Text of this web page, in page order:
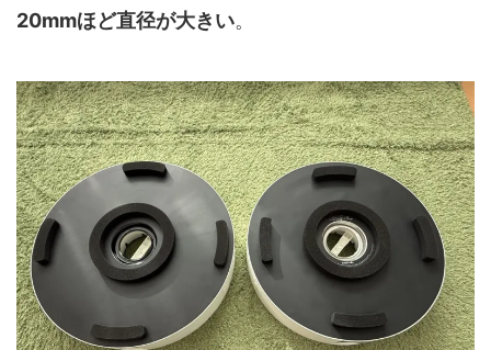
20mmほど直径が大きい。